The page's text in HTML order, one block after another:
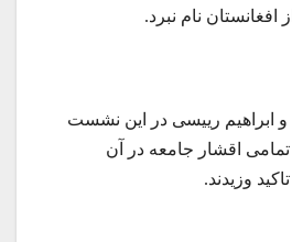
نام نبرد.
ابراهیم رییسی در این نشست
اقشار جامعه در آن
وزیدند.